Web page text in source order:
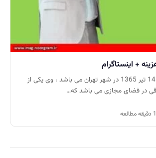
+ اینستاگرام
داوود غفاری متولد 14 تیر 1365 در شهر تهران می باشد ، وی یکی از
در فضای مجازی می باشد که…
1 دقیقه مطالعه